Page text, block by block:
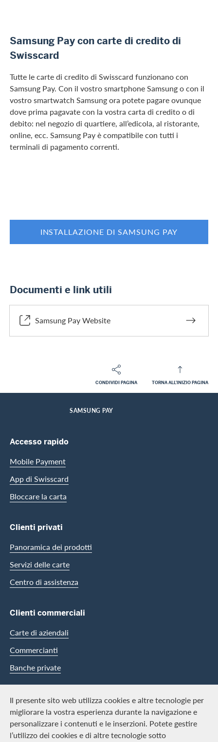
Il presente sito web utilizza cookies e altre tecnologie per
migliorare la vostra esperienza durante la navigazione e
personalizzare i contenuti e le inserzioni. Potete gestire
l’utilizzo dei cookies e di altre tecnologie sotto
Samsung Pay con carte di credito di
Swisscard
Tutte le carte di credito di Swisscard funzionano con
Samsung Pay. Con il vostro smartphone Samsung o con il
vostro smartwatch Samsung ora potete pagare ovunque
dove prima pagavate con la vostra carta di credito o di
debito: nel negozio di quartiere, all’edicola, al ristorante,
online, ecc. Samsung Pay è compatibile con tutti i
terminali di pagamento correnti.
INSTALLAZIONE DI SAMSUNG PAY
Documenti e link utili
Samsung Pay Website
CONDIVIDI PAGINA TORNA ALL'INIZIO PAGINA
Footer
SAMSUNG PAY
Footer Navigation
Accesso rapido
Mobile Payment
App di Swisscard
Bloccare la carta
Clienti privati
Panoramica dei prodotti
Servizi delle carte
Centro di assistenza
Clienti commerciali
Carte di aziendali
Commercianti
Banche private
Swisscard
Carriera
Offerte di lavoro